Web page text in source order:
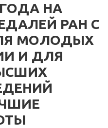
ГОДА НА
РАН С
МОЛОДЫХ
И ДЛЯ